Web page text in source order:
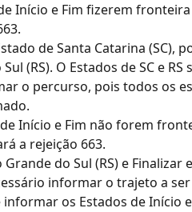
Início e Fim fizerem
de Santa Catarina (SC),
(RS). O Estados de SC e
o percurso, pois todos os
Início e Fim não forem
a rejeição 663.
do Sul (RS) e Finalizar
informar o trajeto a
os Estados de Início